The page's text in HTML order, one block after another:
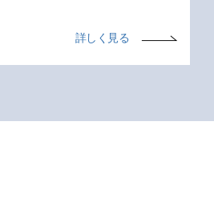
詳しく見る